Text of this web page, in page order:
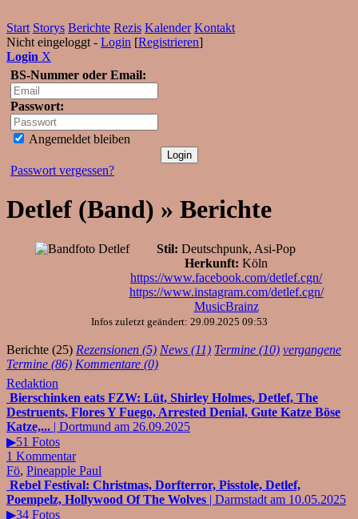
Start Storys Berichte Rezis Kalender Kontakt
Nicht eingeloggt - Login [Registrieren]
Login X
BS-Nummer oder Email:
Passwort:
Angemeldet bleiben
Passwort vergessen?
Detlef (Band) » Berichte
Stil: Deutschpunk, Asi-Pop
Herkunft: Köln
https://www.facebook.com/detlef.cgn/
https://www.instagram.com/detlef.cgn/
MusicBrainz
Infos zuletzt geändert: 29.09.2025 09:53
Berichte (25) Rezensionen (5) News (11) Termine (10) vergangene
Termine (86) Kommentare (0)
Redaktion
Bierschinken eats FZW: Lüt, Shirley Holmes, Detlef, The
Destruents, Flores Y Fuego, Arrested Denial, Gute Katze Böse
Katze,... | Dortmund am 26.09.2025
▶51 Fotos
1 Kommentar
Fö, Pineapple Paul
Rebel Festival: Christmas, Dorfterror, Pisstole, Detlef,
Poempelz, Hollywood Of The Wolves | Darmstadt am 10.05.2025
▶34 Fotos